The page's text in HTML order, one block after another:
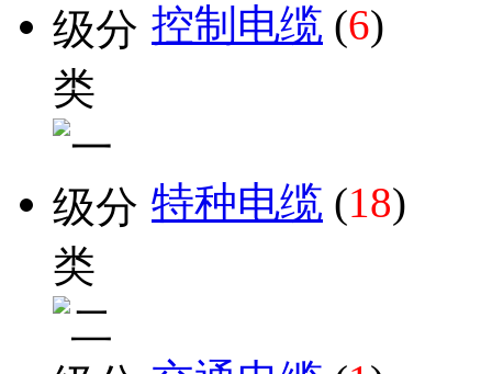
控制电缆 (6)
特种电缆 (18)